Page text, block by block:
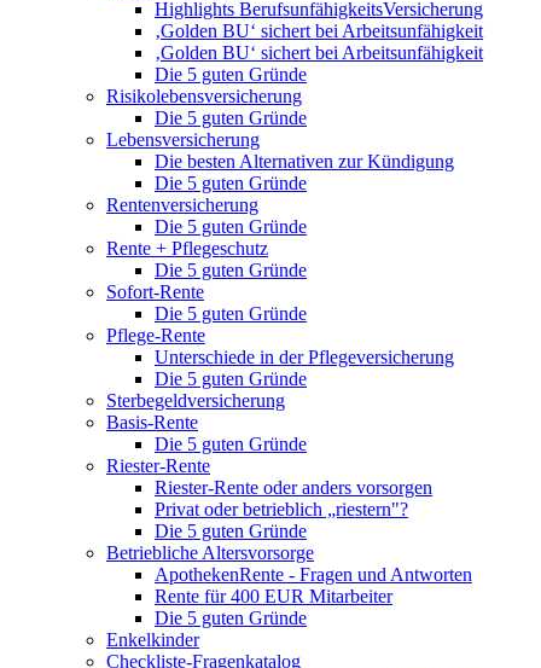
Highlights BerufsunfähigkeitsVersicherung
‚Golden BU‘ sichert bei Arbeitsunfähigkeit
‚Golden BU‘ sichert bei Arbeitsunfähigkeit
Die 5 guten Gründe
Risikolebensversicherung
Die 5 guten Gründe
Lebensversicherung
Die besten Alternativen zur Kündigung
Die 5 guten Gründe
Rentenversicherung
Die 5 guten Gründe
Rente + Pflegeschutz
Die 5 guten Gründe
Sofort-Rente
Die 5 guten Gründe
Pflege-Rente
Unterschiede in der Pflegeversicherung
Die 5 guten Gründe
Sterbegeldversicherung
Basis-Rente
Die 5 guten Gründe
Riester-Rente
Riester-Rente oder anders vorsorgen
Privat oder betrieblich „riestern"?
Die 5 guten Gründe
Betriebliche Altersvorsorge
ApothekenRente - Fragen und Antworten
Rente für 400 EUR Mitarbeiter
Die 5 guten Gründe
Enkelkinder
Checkliste-Fragenkatalog